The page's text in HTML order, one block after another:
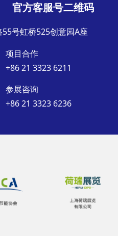
官方客服号二维码
号虹桥525创意园A座
项目合作
+86 21 3323 6211
参展咨询
+86 21 3323 6236